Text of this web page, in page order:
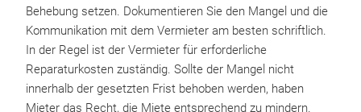
Behebung setzen. Dokumentieren Sie den Mangel und die
Kommunikation mit dem Vermieter am besten schriftlich.
In der Regel ist der Vermieter für erforderliche
Reparaturkosten zuständig. Sollte der Mangel nicht
innerhalb der gesetzten Frist behoben werden, haben
Mieter das Recht, die Miete entsprechend zu mindern.